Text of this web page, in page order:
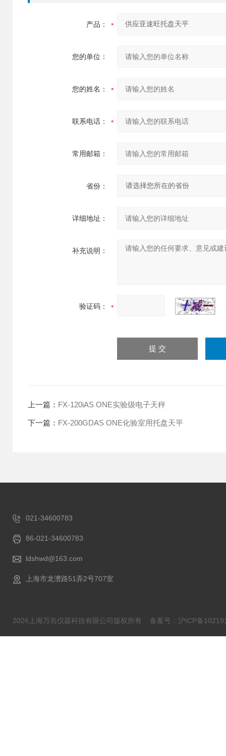
产品：
您的单位：
您的姓名：
联系电话：
常用邮箱：
省份：
详细地址：
补充说明：
验证码：
上一篇： FX-120iAS ONE实验级电子天秤
下一篇： FX-200GDAS ONE化验室用托盘天平
021-34600783
86-021-34600783
ldshwd@163.com
上海市龙漕路51弄2号707室
2026上海万岛仪器科技有限公司版权所有 备案号：沪ICP备